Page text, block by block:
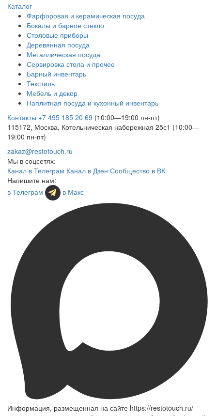
Каталог
Фарфоровая и керамическая посуда
Бокалы и барное стекло
Столовые приборы
Деревянная посуда
Металлическая посуда
Сервировка стола и прочее
Барный инвентарь
Текстиль
Мебель и декор
Наплитная посуда и кухонный инвентарь
Контакты +7 495 185 20 69 (10:00—19:00 пн-пт)
115172, Москва, Котельническая набережная 25с1 (10:00—
19:00 пн-пт)
zakaz@restotouch.ru
Мы в соцсетях:
Канал в Телеграм Канал в Дзен Сообщество в ВК
Напишите нам:
в Телеграм
в Макс
Информация, размещенная на сайте https://restotouch.ru/